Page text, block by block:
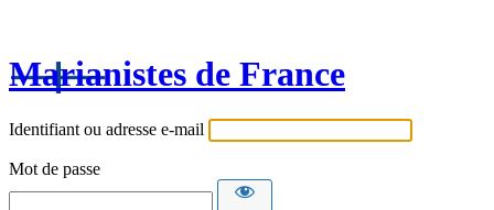
Marianistes de France
Identifiant ou adresse e-mail
Mot de passe